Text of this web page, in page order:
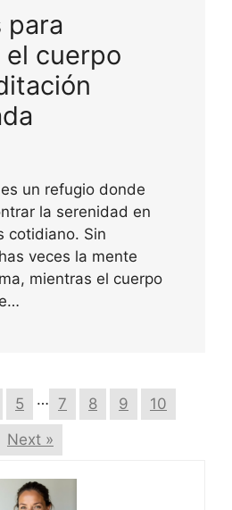
para
cuerpo
un refugio donde
la serenidad en
cotidiano. Sin
veces la mente
mientras el cuerpo
5 … 7 8 9
10
Next »